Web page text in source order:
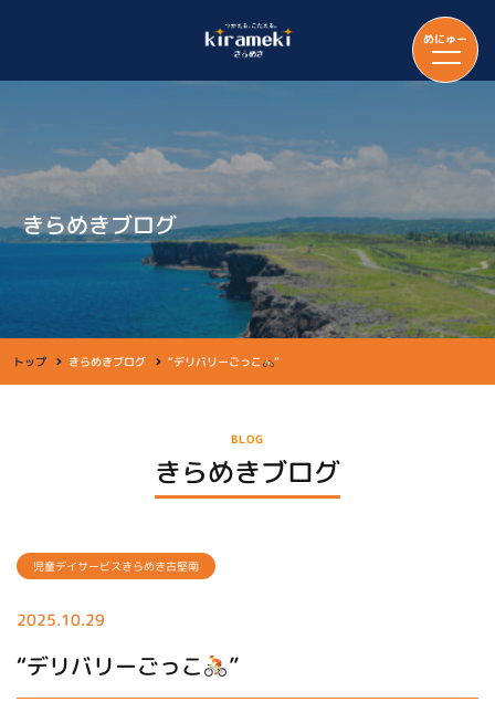
めにゅー
きらめきブログ
トップ きらめきブログ “デリバリーごっこ ”
BLOG
きらめきブログ
児童デイサービスきらめき古堅南
2025.10.29
“デリバリーごっこ ”